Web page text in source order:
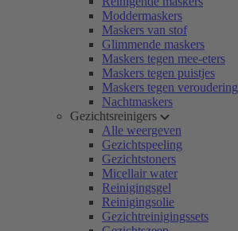
Moddermaskers
Maskers van stof
Glimmende maskers
Maskers tegen mee-eters
Maskers tegen puistjes
Maskers tegen veroudering
Nachtmaskers
Gezichtsreinigers
Alle weergeven
Gezichtspeeling
Gezichtstoners
Micellair water
Reinigingsgel
Reinigingsolie
Gezichtreinigingssets